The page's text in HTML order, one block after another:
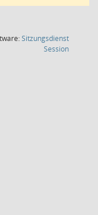
Sitzungsdienst
Session(Wird in